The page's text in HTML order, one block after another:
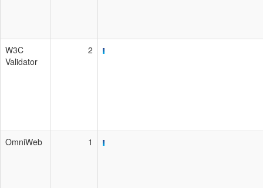
W3C
Validator
2
OmniWeb 1